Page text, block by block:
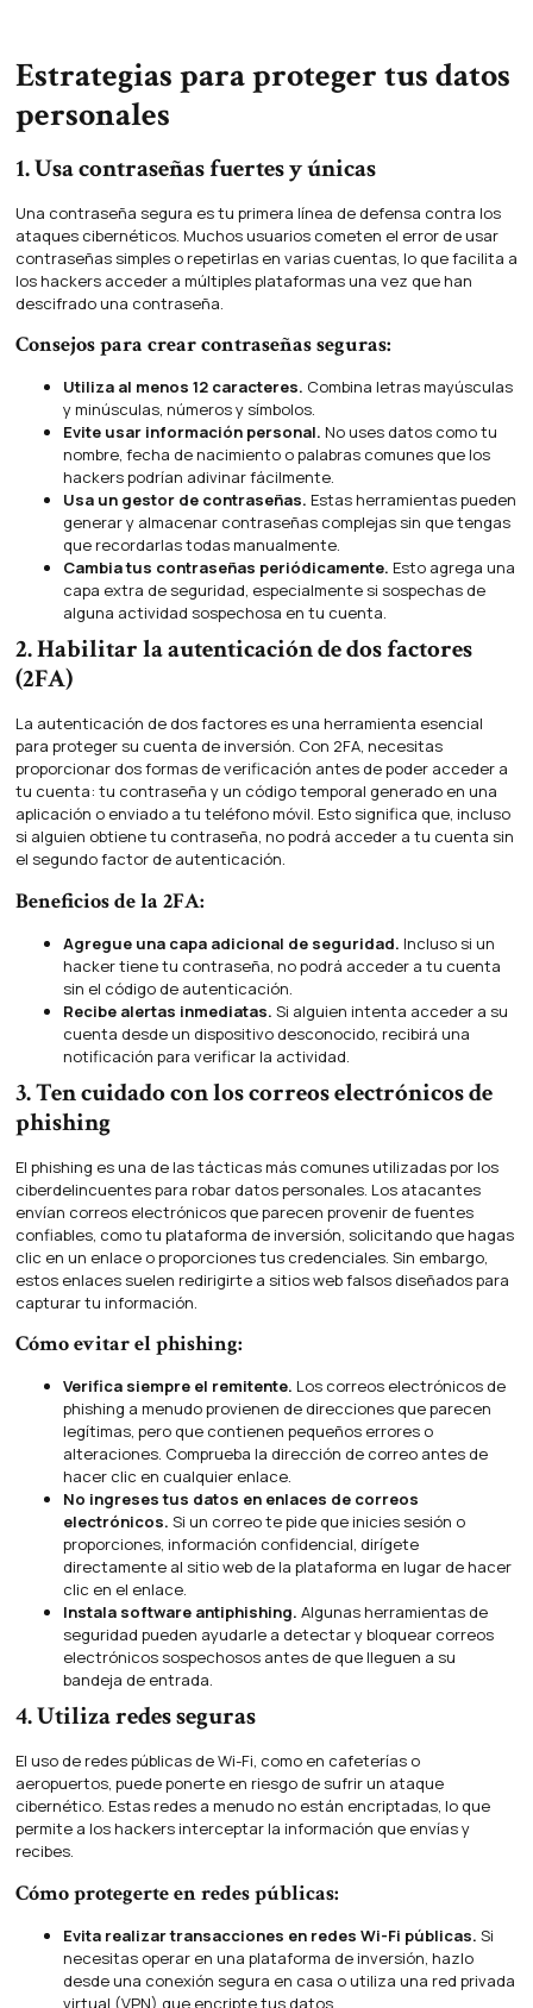
Estrategias para proteger tus datos
personales
1. Usa contraseñas fuertes y únicas
Una contraseña segura es tu primera línea de defensa contra los
ataques cibernéticos. Muchos usuarios cometen el error de usar
contraseñas simples o repetirlas en varias cuentas, lo que facilita a
los hackers acceder a múltiples plataformas una vez que han
descifrado una contraseña.
Consejos para crear contraseñas seguras:
Utiliza al menos 12 caracteres. Combina letras mayúsculas
y minúsculas, números y símbolos.
Evite usar información personal. No uses datos como tu
nombre, fecha de nacimiento o palabras comunes que los
hackers podrían adivinar fácilmente.
Usa un gestor de contraseñas. Estas herramientas pueden
generar y almacenar contraseñas complejas sin que tengas
que recordarlas todas manualmente.
Cambia tus contraseñas periódicamente. Esto agrega una
capa extra de seguridad, especialmente si sospechas de
alguna actividad sospechosa en tu cuenta.
2. Habilitar la autenticación de dos factores
(2FA)
La autenticación de dos factores es una herramienta esencial
para proteger su cuenta de inversión. Con 2FA, necesitas
proporcionar dos formas de verificación antes de poder acceder a
tu cuenta: tu contraseña y un código temporal generado en una
aplicación o enviado a tu teléfono móvil. Esto significa que, incluso
si alguien obtiene tu contraseña, no podrá acceder a tu cuenta sin
el segundo factor de autenticación.
Beneficios de la 2FA:
Agregue una capa adicional de seguridad. Incluso si un
hacker tiene tu contraseña, no podrá acceder a tu cuenta
sin el código de autenticación.
Recibe alertas inmediatas. Si alguien intenta acceder a su
cuenta desde un dispositivo desconocido, recibirá una
notificación para verificar la actividad.
3. Ten cuidado con los correos electrónicos de
phishing
El phishing es una de las tácticas más comunes utilizadas por los
ciberdelincuentes para robar datos personales. Los atacantes
envían correos electrónicos que parecen provenir de fuentes
confiables, como tu plataforma de inversión, solicitando que hagas
clic en un enlace o proporciones tus credenciales. Sin embargo,
estos enlaces suelen redirigirte a sitios web falsos diseñados para
capturar tu información.
Cómo evitar el phishing:
Verifica siempre el remitente. Los correos electrónicos de
phishing a menudo provienen de direcciones que parecen
legítimas, pero que contienen pequeños errores o
alteraciones. Comprueba la dirección de correo antes de
hacer clic en cualquier enlace.
No ingreses tus datos en enlaces de correos
electrónicos. Si un correo te pide que inicies sesión o
proporciones, información confidencial, dirígete
directamente al sitio web de la plataforma en lugar de hacer
clic en el enlace.
Instala software antiphishing. Algunas herramientas de
seguridad pueden ayudarle a detectar y bloquear correos
electrónicos sospechosos antes de que lleguen a su
bandeja de entrada.
4. Utiliza redes seguras
El uso de redes públicas de Wi-Fi, como en cafeterías o
aeropuertos, puede ponerte en riesgo de sufrir un ataque
cibernético. Estas redes a menudo no están encriptadas, lo que
permite a los hackers interceptar la información que envías y
recibes.
Cómo protegerte en redes públicas:
Evita realizar transacciones en redes Wi-Fi públicas. Si
necesitas operar en una plataforma de inversión, hazlo
desde una conexión segura en casa o utiliza una red privada
virtual (VPN) que encripte tus datos.